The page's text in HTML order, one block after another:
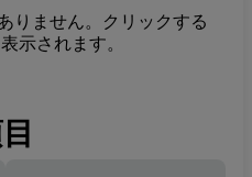
りません。クリックする
示されます。